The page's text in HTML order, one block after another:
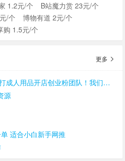
1.2元/个
B站魔力赏 23元/个
/个
博物有道 2元/个
购 1.5元/个
更多
店创业粉团队！我们是一手后端，需求量大。
源
适合小白新手网推